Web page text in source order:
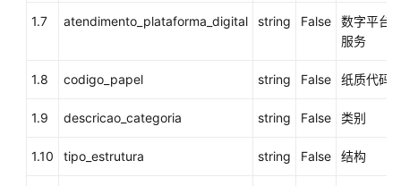
谈
息
1.7 atendimento_plataforma_digital string False
数字平台
服务
1.8 codigo_papel string False 纸质代码
1.9 descricao_categoria string False 类别
1.10 tipo_estrutura string False 结构